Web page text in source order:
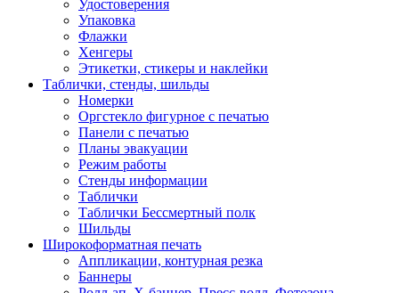
Удостоверения
Упаковка
Флажки
Хенгеры
Этикетки, стикеры и наклейки
Таблички, стенды, шильды
Номерки
Оргстекло фигурное с печатью
Панели с печатью
Планы эвакуации
Режим работы
Стенды информации
Таблички
Таблички Бессмертный полк
Шильды
Широкоформатная печать
Аппликации, контурная резка
Баннеры